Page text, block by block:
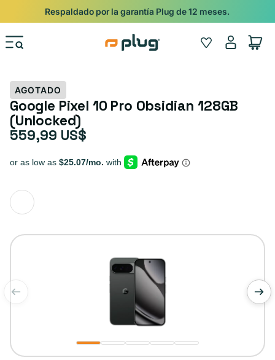
Ir al contenido
Pide con Entrega Nocturna para recibir antes del 24/12.
Wishlist
Iniciar
sesión
Carrito
AGOTADO
Google Pixel 10 Pro Obsidian 128GB
(Unlocked)
Precio habitual
559,99 US$